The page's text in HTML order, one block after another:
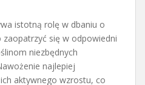
istotną rolę w dbaniu o
się w odpowiedni
niezbędnych
najlepiej
aktywnego wzrostu, co